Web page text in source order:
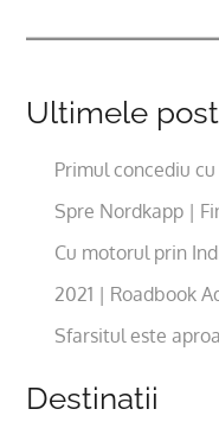
Ultimele
Primul concediu
Spre Nordkapp |
Cu motorul prin
2021 | Roadbook
Sfarsitul este
Destinatii